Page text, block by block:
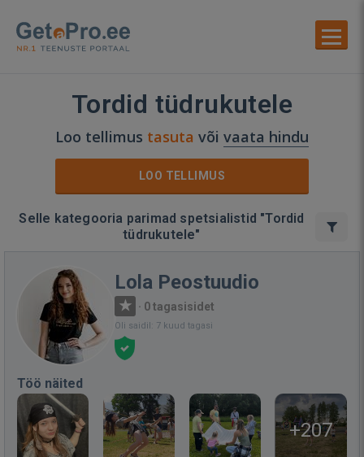
Tordid tüdrukutele
Loo tellimus tasuta või vaata hindu
LOO TELLIMUS
Selle kategooria parimad spetsialistid "Tordid
tüdrukutele"
Lola Peostuudio
· 0 tagasisidet
Oli saidil: 7 kuud tagasi
Töö näited
+207